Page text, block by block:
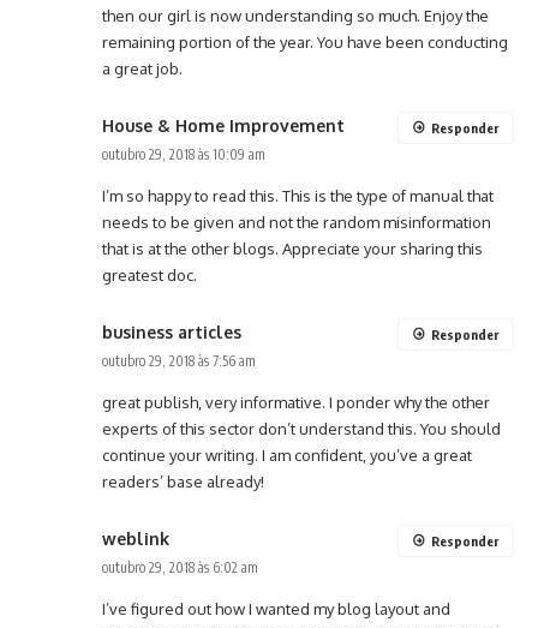
then our girl is now understanding so much. Enjoy the
remaining portion of the year. You have been conducting
a great job.
House & Home Improvement
outubro 29, 2018 às 10:09 am
I’m so happy to read this. This is the type of manual that
needs to be given and not the random misinformation
that is at the other blogs. Appreciate your sharing this
greatest doc.
Responder
business articles
outubro 29, 2018 às 7:56 am
great publish, very informative. I ponder why the other
experts of this sector don’t understand this. You should
continue your writing. I am confident, you’ve a great
readers’ base already!
Responder
weblink
outubro 29, 2018 às 6:02 am
I’ve figured out how I wanted my blog layout and
Responder